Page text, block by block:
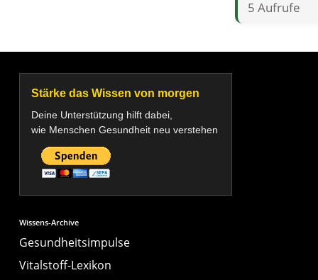
5 Aufrufe
Stärke das Wissen von morgen
Deine Unterstützung hilft dabei,
wie Menschen Gesundheit neu verstehen
Wissens-Archive
Gesundheitsimpulse
Vitalstoff-Lexikon